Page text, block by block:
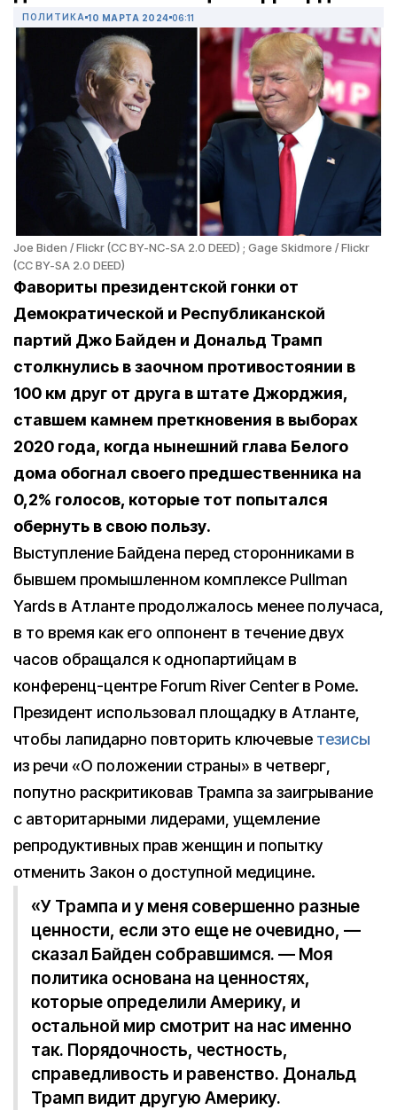
ПОЛИТИКА 10 МАРТА 2024 06:11
Joe Biden / Flickr (CC BY-NC-SA 2.0 DEED) ; Gage Skidmore / Flickr
(CC BY-SA 2.0 DEED)
Фавориты президентской гонки от
Демократической и Республиканской
партий Джо Байден и Дональд Трамп
столкнулись в заочном противостоянии в
100 км друг от друга в штате Джорджия,
ставшем камнем преткновения в выборах
2020 года, когда нынешний глава Белого
дома обогнал своего предшественника на
0,2% голосов, которые тот попытался
обернуть в свою пользу.
Выступление Байдена перед сторонниками в
бывшем промышленном комплексе Pullman
Yards в Атланте продолжалось менее получаса,
в то время как его оппонент в течение двух
часов обращался к однопартийцам в
конференц-центре Forum River Center в Роме.
Президент использовал площадку в Атланте,
чтобы лапидарно повторить ключевые тезисы
из речи «О положении страны» в четверг,
попутно раскритиковав Трампа за заигрывание
с авторитарными лидерами, ущемление
репродуктивных прав женщин и попытку
отменить Закон о доступной медицине.
«У Трампа и у меня совершенно разные
ценности, если это еще не очевидно, —
сказал Байден собравшимся. — Моя
политика основана на ценностях,
которые определили Америку, и
остальной мир смотрит на нас именно
так. Порядочность, честность,
справедливость и равенство. Дональд
Трамп видит другую Америку.